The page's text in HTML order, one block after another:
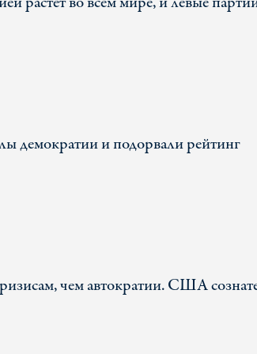
демократии и подорвали рейтинг
чем автократии. США